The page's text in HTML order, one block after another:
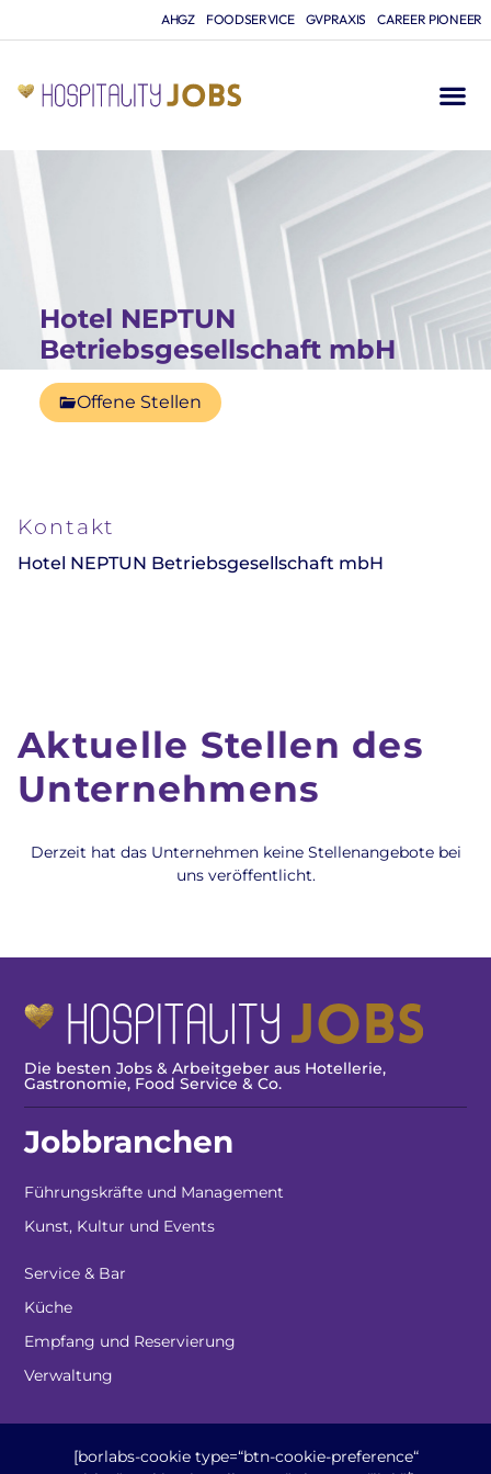
AHGZ FOODSERVICE GVPRAXIS CAREER PIONEER
Hotel NEPTUN
Betriebsgesellschaft mbH
Offene Stellen
Kontakt
Hotel NEPTUN Betriebsgesellschaft mbH
Aktuelle Stellen des
Unternehmens
Derzeit hat das Unternehmen keine Stellenangebote bei
uns veröffentlicht.
Die besten Jobs & Arbeitgeber aus Hotellerie,
Gastronomie, Food Service & Co.
Jobbranchen
Führungskräfte und Management
Kunst, Kultur und Events
Service & Bar
Küche
Empfang und Reservierung
Verwaltung
[borlabs-cookie type=“btn-cookie-preference“